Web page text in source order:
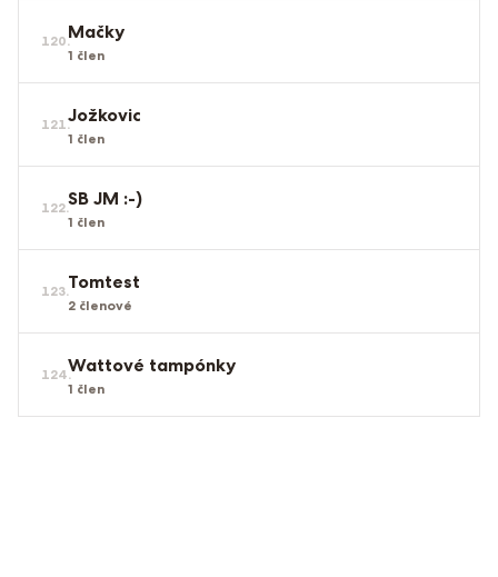
120.Mačky
1 člen
121.Jožkovic
1 člen
122.SB JM :-)
1 člen
123.Tomtest
2 členové
124.Wattové tampónky
1 člen